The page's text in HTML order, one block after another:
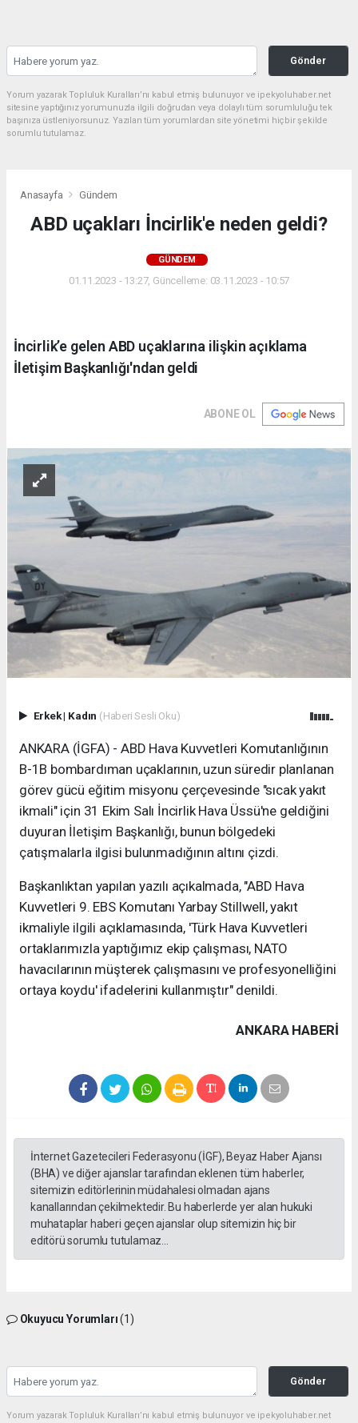
Gönder
Yorum yazarak Topluluk Kuralları’nı kabul etmiş bulunuyor ve ipekyoluhaber.net
sitesine yaptığınız yorumunuzla ilgili doğrudan veya dolaylı tüm sorumluluğu tek
başınıza üstleniyorsunuz. Yazılan tüm yorumlardan site yönetimi hiçbir şekilde
sorumlu tutulamaz.
Anasayfa Gündem
ABD uçakları İncirlik'e neden geldi?
GÜNDEM
01.11.2023 - 13:27, Güncelleme: 03.11.2023 - 10:57
İncirlik’e gelen ABD uçaklarına ilişkin açıklama
İletişim Başkanlığı'ndan geldi
ABONE OL
Erkek| Kadın (Haberi Sesli Oku)
ANKARA (İGFA) - ABD Hava Kuvvetleri Komutanlığının
B-1B bombardıman uçaklarının, uzun süredir planlanan
görev gücü eğitim misyonu çerçevesinde "sıcak yakıt
ikmali" için 31 Ekim Salı İncirlik Hava Üssü'ne geldiğini
duyuran İletişim Başkanlığı, bunun bölgedeki
çatışmalarla ilgisi bulunmadığının altını çizdi.
Başkanlıktan yapılan yazılı açıkalmada, "ABD Hava
Kuvvetleri 9. EBS Komutanı Yarbay Stillwell, yakıt
ikmaliyle ilgili açıklamasında, 'Türk Hava Kuvvetleri
ortaklarımızla yaptığımız ekip çalışması, NATO
havacılarının müşterek çalışmasını ve profesyonelliğini
ortaya koydu' ifadelerini kullanmıştır" denildi.
ANKARA HABERİ
İnternet Gazetecileri Federasyonu (İGF), Beyaz Haber Ajansı
(BHA) ve diğer ajanslar tarafından eklenen tüm haberler,
sitemizin editörlerinin müdahalesi olmadan ajans
kanallarından çekilmektedir. Bu haberlerde yer alan hukuki
muhataplar haberi geçen ajanslar olup sitemizin hiç bir
editörü sorumlu tutulamaz...
Okuyucu Yorumları(1)
Gönder
Yorum yazarak Topluluk Kuralları’nı kabul etmiş bulunuyor ve ipekyoluhaber.net